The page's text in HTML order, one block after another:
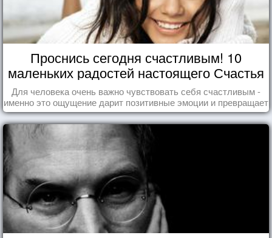
Проснись сегодня счастливым! 10
маленьких радостей настоящего Счастья
Для человека очень важно чувствовать себя счастливым -
именно это ощущение дарит позитивные эмоции и превращает
каждый день в маленький праздник.